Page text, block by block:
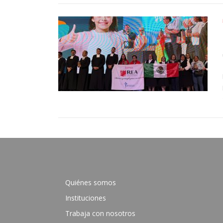
Quiénes somos
Instituciones
Trabaja con nosotros